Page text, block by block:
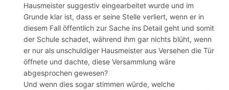
Hausmeister suggestiv eingearbeitet wurde und im
Grunde klar ist, dass er seine Stelle verliert, wenn er in
diesem Fall öffentlich zur Sache ins Detail geht und somit
der Schule schadet, während ihm gar nichts blüht, wenn
er nur als unschuldiger Hausmeister aus Versehen die Tür
öffnete und dachte, diese Versammlung wäre
abgesprochen gewesen?
Und wenn dies sogar stimmen würde, welche